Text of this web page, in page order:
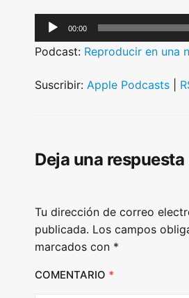
u
i
a
r
00:00
Podcast: Reproducir en una
Suscribir: Apple Podcasts
Deja una respuesta
Tu dirección de correo
publicada. Los campos
marcados con *
COMENTARIO *